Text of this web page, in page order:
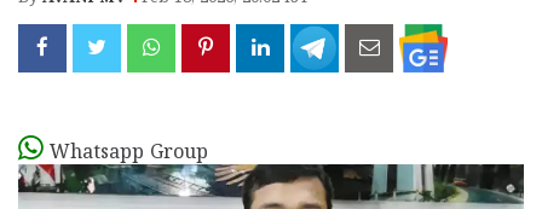
Whatsapp Group